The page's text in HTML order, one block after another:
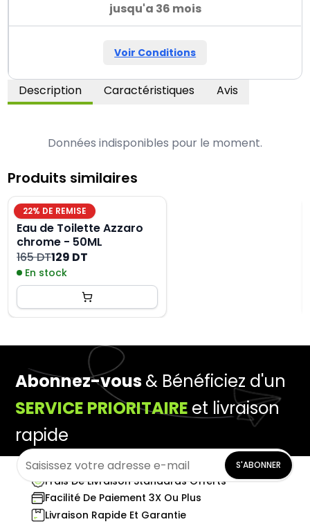
jusqu'a 36 mois
Voir Conditions
Description Caractéristiques Avis
Données indisponibles pour le moment.
Produits similaires
22% DE REMISE
Eau de Toilette Azzaro
chrome - 50ML
165 DT129 DT
En stock
Abonnez-vous& Bénéficiez d'un
SERVICE PRIORITAIRE et livraison
rapide
S'ABONNER
Frais De Livraison Standards Offerts
Facilité De Paiement 3X Ou Plus
Livraison Rapide Et Garantie